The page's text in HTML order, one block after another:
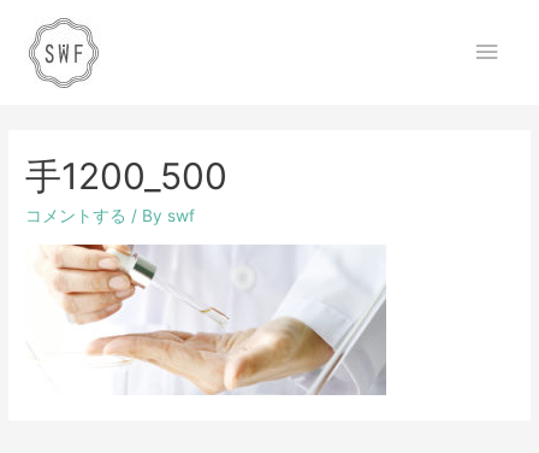
手1200_500
コメントする / By swf